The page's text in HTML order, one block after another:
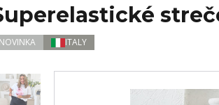
NOVINKA ITALY